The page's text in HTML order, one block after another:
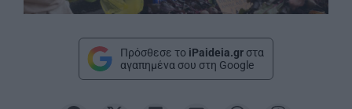
Πρόσθεσε το iPaideia.gr στα
αγαπημένα σου στη Google